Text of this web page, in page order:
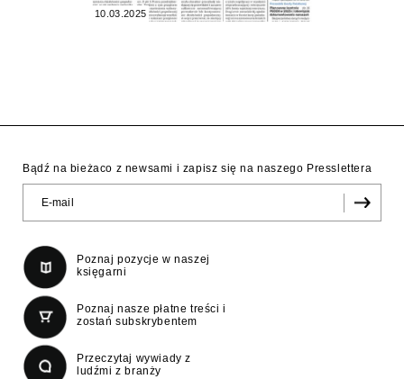
10.03.2025
Bądź na bieżaco z newsami i zapisz się na naszego Presslettera
Poznaj pozycje w naszej
księgarni
Poznaj nasze płatne treści i
zostań subskrybentem
Przeczytaj wywiady z
ludźmi z branży